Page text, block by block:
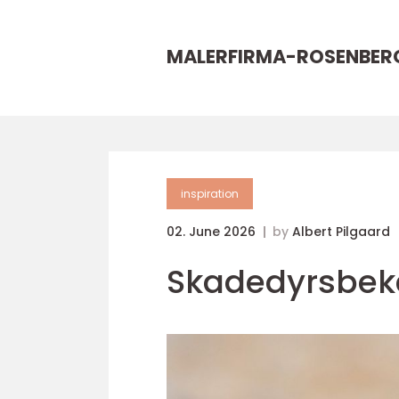
MALERFIRMA-
inspiration
02. June 2026 by Albert Pilgaard